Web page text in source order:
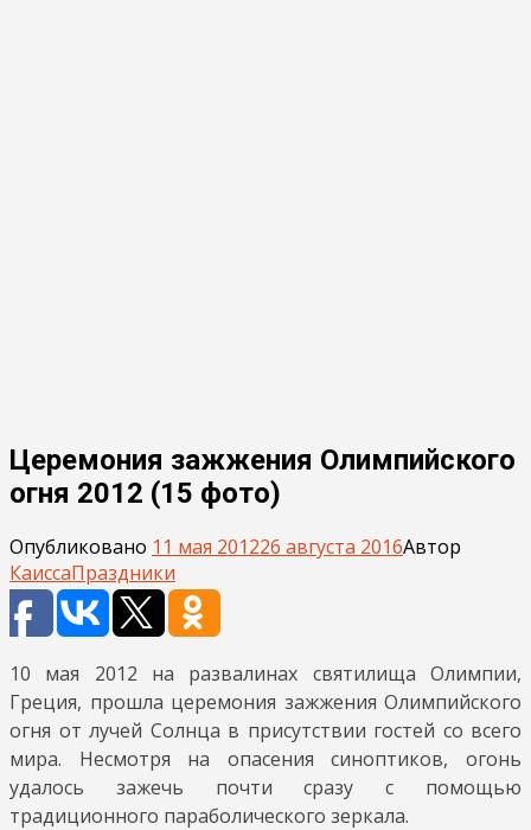
Церемония зажжения Олимпийского
огня 2012 (15 фото)
Опубликовано 11 мая 201226 августа 2016Автор
КаиссаПраздники
10 мая 2012 на развалинах святилища Олимпии,
Греция, прошла церемония зажжения Олимпийского
огня от лучей Солнца в присутствии гостей со всего
мира. Несмотря на опасения синоптиков, огонь
удалось зажечь почти сразу с помощью
традиционного параболического зеркала.